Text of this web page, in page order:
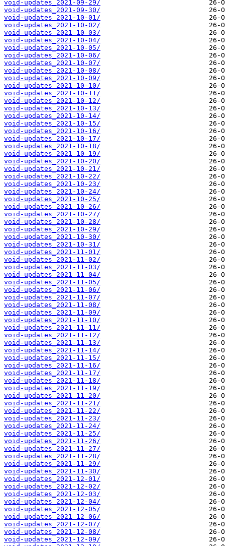
void-updates_2021-09-29/
void-updates_2021-09-30/
void-updates_2021-10-01/
void-updates_2021-10-02/
void-updates_2021-10-03/
void-updates_2021-10-04/
void-updates_2021-10-05/
void-updates_2021-10-06/
void-updates_2021-10-07/
void-updates_2021-10-08/
void-updates_2021-10-09/
void-updates_2021-10-10/
void-updates_2021-10-11/
void-updates_2021-10-12/
void-updates_2021-10-13/
void-updates_2021-10-14/
void-updates_2021-10-15/
void-updates_2021-10-16/
void-updates_2021-10-17/
void-updates_2021-10-18/
void-updates_2021-10-19/
void-updates_2021-10-20/
void-updates_2021-10-21/
void-updates_2021-10-22/
void-updates_2021-10-23/
void-updates_2021-10-24/
void-updates_2021-10-25/
void-updates_2021-10-26/
void-updates_2021-10-27/
void-updates_2021-10-28/
void-updates_2021-10-29/
void-updates_2021-10-30/
void-updates_2021-10-31/
void-updates_2021-11-01/
void-updates_2021-11-02/
void-updates_2021-11-03/
void-updates_2021-11-04/
void-updates_2021-11-05/
void-updates_2021-11-06/
void-updates_2021-11-07/
void-updates_2021-11-08/
void-updates_2021-11-09/
void-updates_2021-11-10/
void-updates_2021-11-11/
void-updates_2021-11-12/
void-updates_2021-11-13/
void-updates_2021-11-14/
void-updates_2021-11-15/
void-updates_2021-11-16/
void-updates_2021-11-17/
void-updates_2021-11-18/
void-updates_2021-11-19/
void-updates_2021-11-20/
void-updates_2021-11-21/
void-updates_2021-11-22/
void-updates_2021-11-23/
void-updates_2021-11-24/
void-updates_2021-11-25/
void-updates_2021-11-26/
void-updates_2021-11-27/
void-updates_2021-11-28/
void-updates_2021-11-29/
void-updates_2021-11-30/
void-updates_2021-12-01/
void-updates_2021-12-02/
void-updates_2021-12-03/
void-updates_2021-12-04/
void-updates_2021-12-05/
void-updates_2021-12-06/
void-updates_2021-12-07/
void-updates_2021-12-08/
void-updates_2021-12-09/